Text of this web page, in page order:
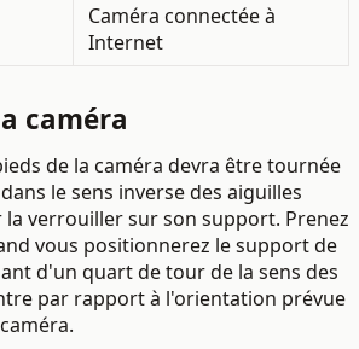
Caméra connectée à
Internet
caméra
de la caméra devra être tournée
le sens inverse des aiguilles
verrouiller sur son support. Prenez
vous positionnerez le support de
d'un quart de tour de la sens des
par rapport à l'orientation prévue